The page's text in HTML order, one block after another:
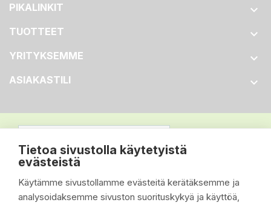
Tietoa sivustolla käytetyistä
evästeistä
Käytämme sivustollamme evästeitä kerätäksemme ja
analysoidaksemme sivuston suorituskykyä ja käyttöä,
PIKALINKIT 
TUOTTEET 
YRITYKSEMME 
ASIAKASTILI 